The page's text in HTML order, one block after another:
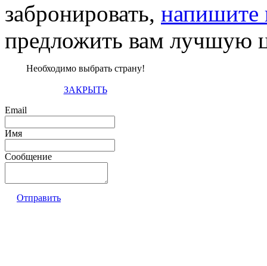
забронировать, напишите
предложить вам лучшую
Необходимо выбрать страну!
ЗАКРЫТЬ
Email
Имя
Сообщение
Отправить